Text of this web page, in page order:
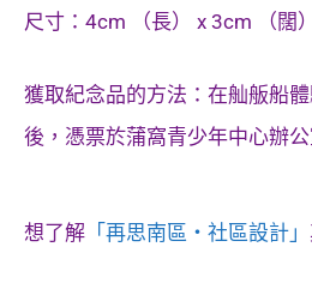
尺寸：4cm （長） x 3cm （闊
獲取紀念品的方法：在舢舨船
後，憑票於蒲窩青少年中心辦
想了解 「再思南區‧社區設計」